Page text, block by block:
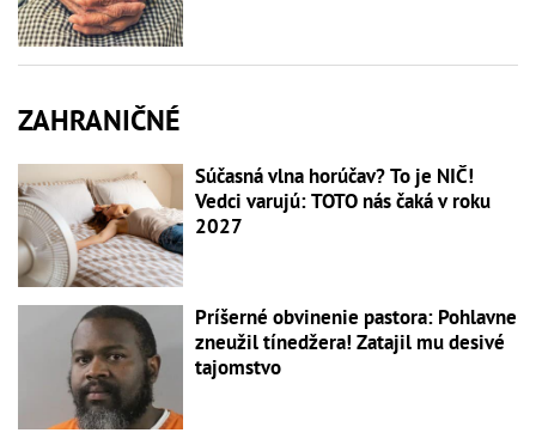
ZAHRANIČNÉ
Súčasná vlna horúčav? To je NIČ!
Vedci varujú: TOTO nás čaká v roku
2027
Príšerné obvinenie pastora: Pohlavne
zneužil tínedžera! Zatajil mu desivé
tajomstvo